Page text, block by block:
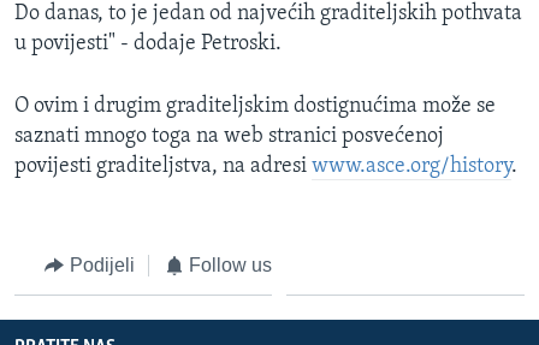
Do danas, to je jedan od najvećih graditeljskih pothvata
u povijesti" - dodaje Petroski.
O ovim i drugim graditeljskim dostignućima može se
saznati mnogo toga na web stranici posvećenoj
povijesti graditeljstva, na adresi www.asce.org/history.
Podijeli Follow us